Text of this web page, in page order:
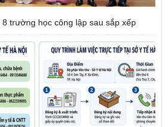
trường học công lập sau sắp xếp